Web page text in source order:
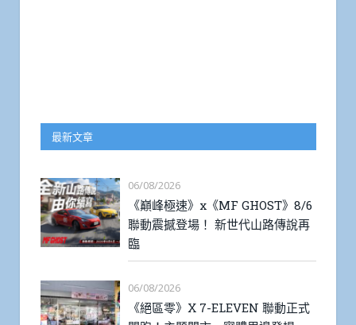
最新文章
06/08/2026
《巔峰極速》x《MF GHOST》8/6
聯動震撼登場！ 新世代山路傳說再
臨
06/08/2026
《絕區零》X 7-ELEVEN 聯動正式